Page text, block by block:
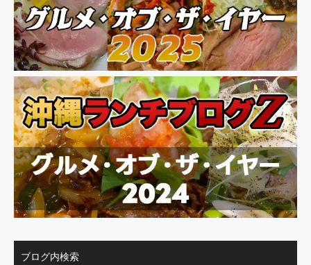
ブログ内検索